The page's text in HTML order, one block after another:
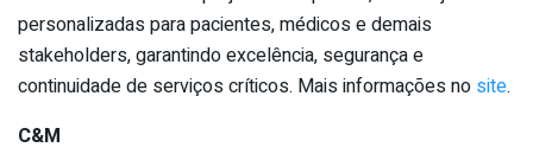
personalizadas para pacientes, médicos e demais
stakeholders, garantindo excelência, segurança e
continuidade de serviços críticos. Mais informações no site.
C&M